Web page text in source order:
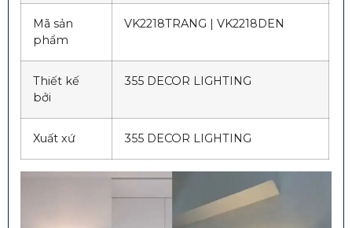
Mã sản
phẩm
VK2218TRANG | VK2218DEN
Thiết kế
bởi
355 DECOR LIGHTING
Xuất xứ 355 DECOR LIGHTING